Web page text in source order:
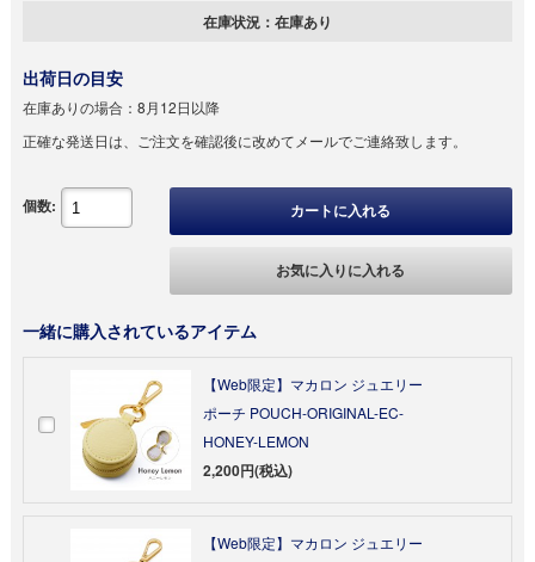
在庫状況： 在庫あり
出荷日の目安
在庫ありの場合： 8月12日以降
正確な発送日は、ご注文を確認後に改めてメールでご連絡致します。
個数: カートに入れる
お気に入りに入れる
一緒に購入されているアイテム
【Web限定】マカロン ジュエリー
ポーチ POUCH-ORIGINAL-EC-
HONEY-LEMON
2,200円(税込)
【Web限定】マカロン ジュエリー